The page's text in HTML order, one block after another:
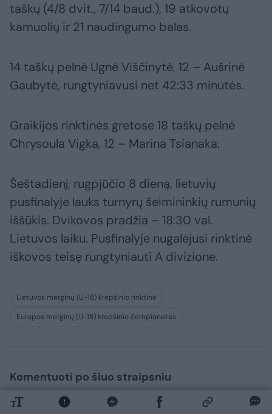
taškų (4/8 dvit., 7/14 baud.), 19 atkovotų
kamuolių ir 21 naudingumo balas.
14 taškų pelnė Ugnė Viščinytė, 12 – Aušrinė
Gaubytė, rungtyniavusi net 42:33 minutės.
Graikijos rinktinės gretose 18 taškų pelnė
Chrysoula Vigka, 12 – Marina Tsianaka.
Šeštadienį, rugpjūčio 8 dieną, lietuvių
pusfinalyje lauks turnyrų šeimininkių rumunių
iššūkis. Dvikovos pradžia – 18:30 val.
Lietuvos laiku. Pusfinalyje nugalėjusi rinktinė
iškovos teisę rungtyniauti A divizione.
Lietuvos merginų (U-18) krepšinio rinktinė
Europos merginų (U-18) krepšinio čempionatas
Komentuoti po šiuo straipsniu
Komentuoti gali tik Lrytas registruoti vartotojai.